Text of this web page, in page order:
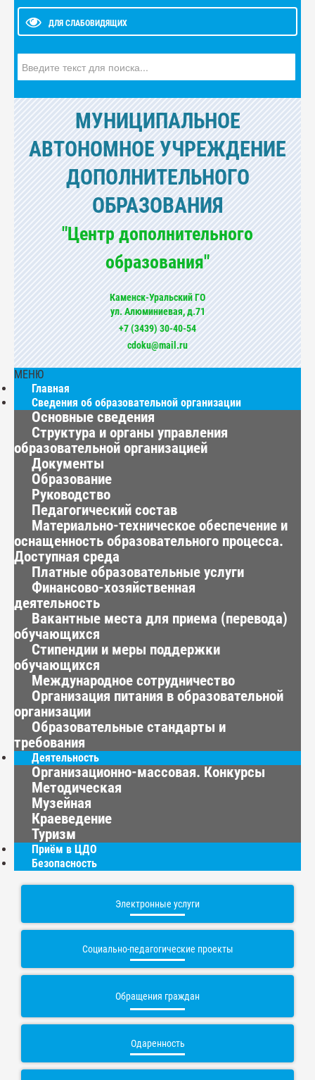
ДЛЯ СЛАБОВИДЯЩИХ
МУНИЦИПАЛЬНОЕ
АВТОНОМНОЕ УЧРЕЖДЕНИЕ
ДОПОЛНИТЕЛЬНОГО
ОБРАЗОВАНИЯ
"Центр дополнительного
образования"
Каменск-Уральский ГО
ул. Алюминиевая, д.71
+7 (3439) 30-40-54
cdoku@mail.ru
МЕНЮ
Главная
Сведения об образовательной организации
Основные сведения
Структура и органы управления
образовательной организацией
Документы
Образование
Руководство
Педагогический состав
Материально-техническое обеспечение и
оснащенность образовательного процесса.
Доступная среда
Платные образовательные услуги
Финансово-хозяйственная
деятельность
Вакантные места для приема (перевода)
обучающихся
Стипендии и меры поддержки
обучающихся
Международное сотрудничество
Организация питания в образовательной
организации
Образовательные стандарты и
требования
Деятельность
Организационно-массовая. Конкурсы
Методическая
Музейная
Краеведение
Туризм
Приём в ЦДО
Безопасность
Электронные услуги
Социально-педагогические проекты
Обращения граждан
Одаренность